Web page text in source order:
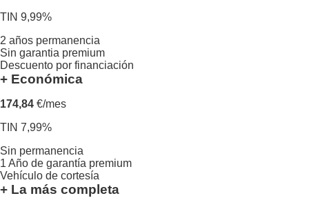
TIN 9,99%
2 años permanencia
Sin garantia premium
Descuento por financiación
+ Económica
174,84 €/mes
TIN 7,99%
Sin permanencia
1 Año de garantía premium
Vehículo de cortesía
+ La más completa